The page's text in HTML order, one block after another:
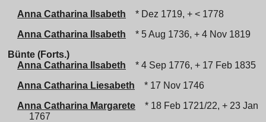
Anna Catharina Ilsabeth
* Dez 1719, + < 1778
Anna Catharina Ilsabeth
* 5 Aug 1736, + 4 Nov 1819
Bünte (Forts.)
Anna Catharina Ilsabeth
* 4 Sep 1776, + 17 Feb 1835
Anna Catharina Liesabeth
* 17 Nov 1746
Anna Catharina Margarete
* 18 Feb 1721/22, + 23 Jan
1767